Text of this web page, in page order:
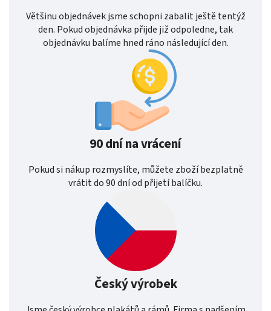
Většinu objednávek jsme schopni zabalit ještě tentýž
den. Pokud objednávka přijde již odpoledne, tak
objednávku balíme hned ráno následující den.
90 dní na vrácení
Pokud si nákup rozmyslíte, můžete zboží bezplatně
vrátit do 90 dní od přijetí balíčku.
Český výrobek